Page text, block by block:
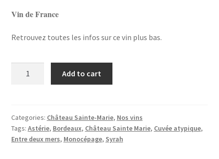
Vin de France
Retrouvez toutes les infos sur ce vin plus bas.
Add to cart
Categories: Château Sainte-Marie, Nos vins
Tags: Astérie, Bordeaux, Château Sainte Marie, Cuvée atypique,
Entre deux mers, Monocépage, Syrah